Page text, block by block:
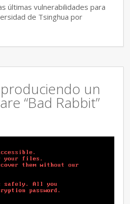
últimas vulnerabilidades para
de Tsinghua por
un
“Bad Rabbit”